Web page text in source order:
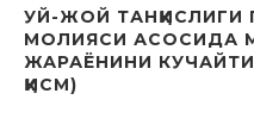
УЙ-ЖОЙ
МОЛИЯСИ АСОСИДА
ЖАРАЁНИНИ
ҚИСМ)